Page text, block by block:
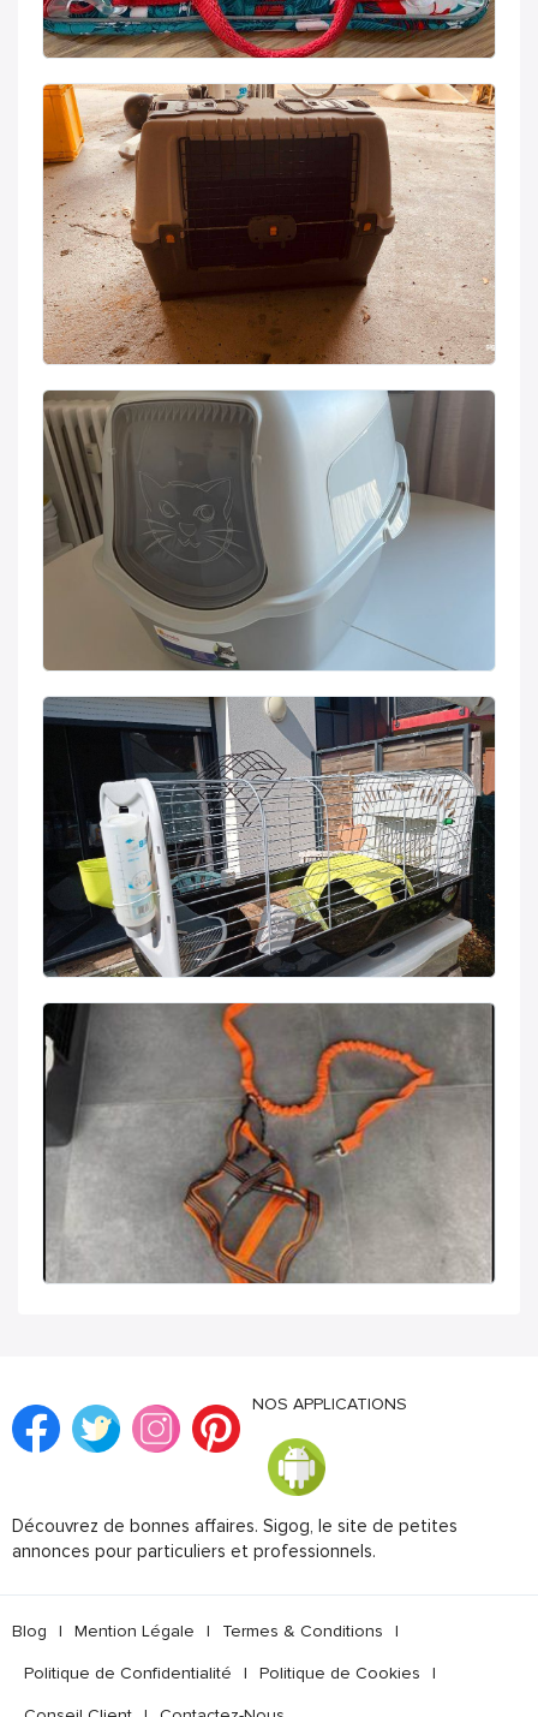
NOS APPLICATIONS
Découvrez de bonnes affaires. Sigog, le site de petites
annonces pour particuliers et professionnels.
Blog | Mention Légale | Termes & Conditions |
Politique de Confidentialité | Politique de Cookies |